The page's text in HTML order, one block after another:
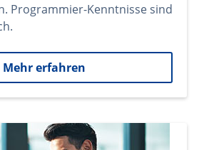
Programmier-Kenntnisse sind
Mehr erfahren